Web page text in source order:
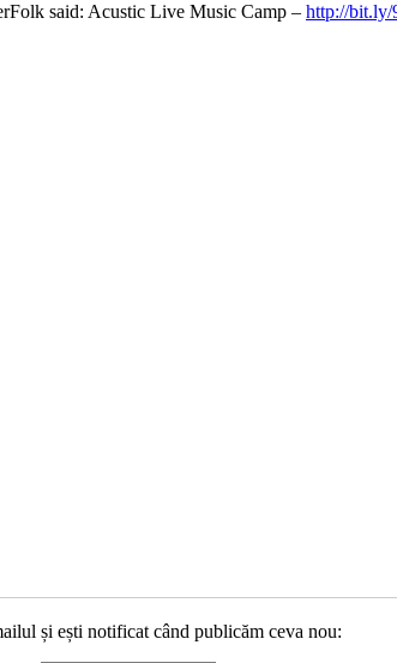
said: Acustic Live Music Camp – http://
și ești notificat când publicăm ceva nou: